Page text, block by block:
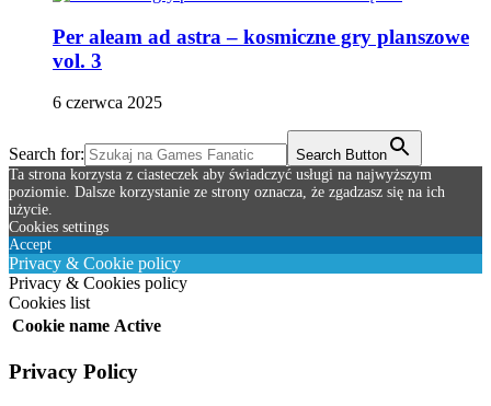
Per aleam ad astra – kosmiczne gry planszowe
vol. 3
6 czerwca 2025
Search for:
Search Button
Ta strona korzysta z ciasteczek aby świadczyć usługi na najwyższym
poziomie. Dalsze korzystanie ze strony oznacza, że zgadzasz się na ich
użycie.
Cookies settings
Accept
Privacy & Cookie policy
Privacy & Cookies policy
Cookies list
Cookie name Active
Privacy Policy